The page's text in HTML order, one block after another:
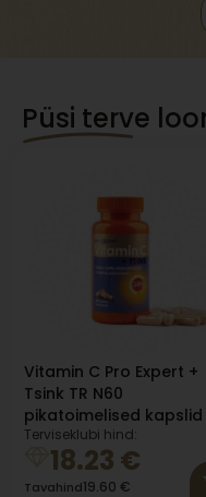
Püsi terve
Vitamin C Pro Expert +
Tsink TR N60
pikatoimelised kapslid
Terviseklubi hind:
18.23 €
Tavahind19.60 €